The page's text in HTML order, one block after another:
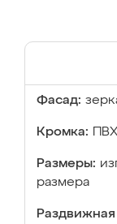
Фасад:
Кромка:
Размеры:
размера